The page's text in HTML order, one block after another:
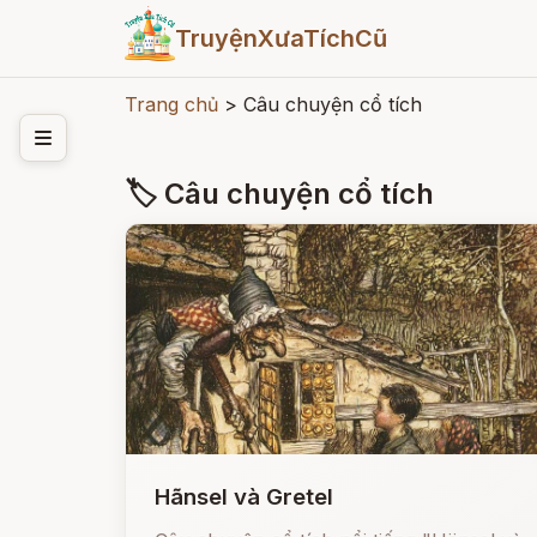
TruyệnXưaTíchCũ
Trang chủ > Câu chuyện cổ tích
🏷 Câu chuyện cổ tích
Hãnsel và Gretel